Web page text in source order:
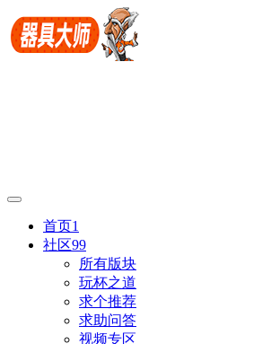
首页1
社区99
所有版块
玩杯之道
求个推荐
求助问答
视频专区